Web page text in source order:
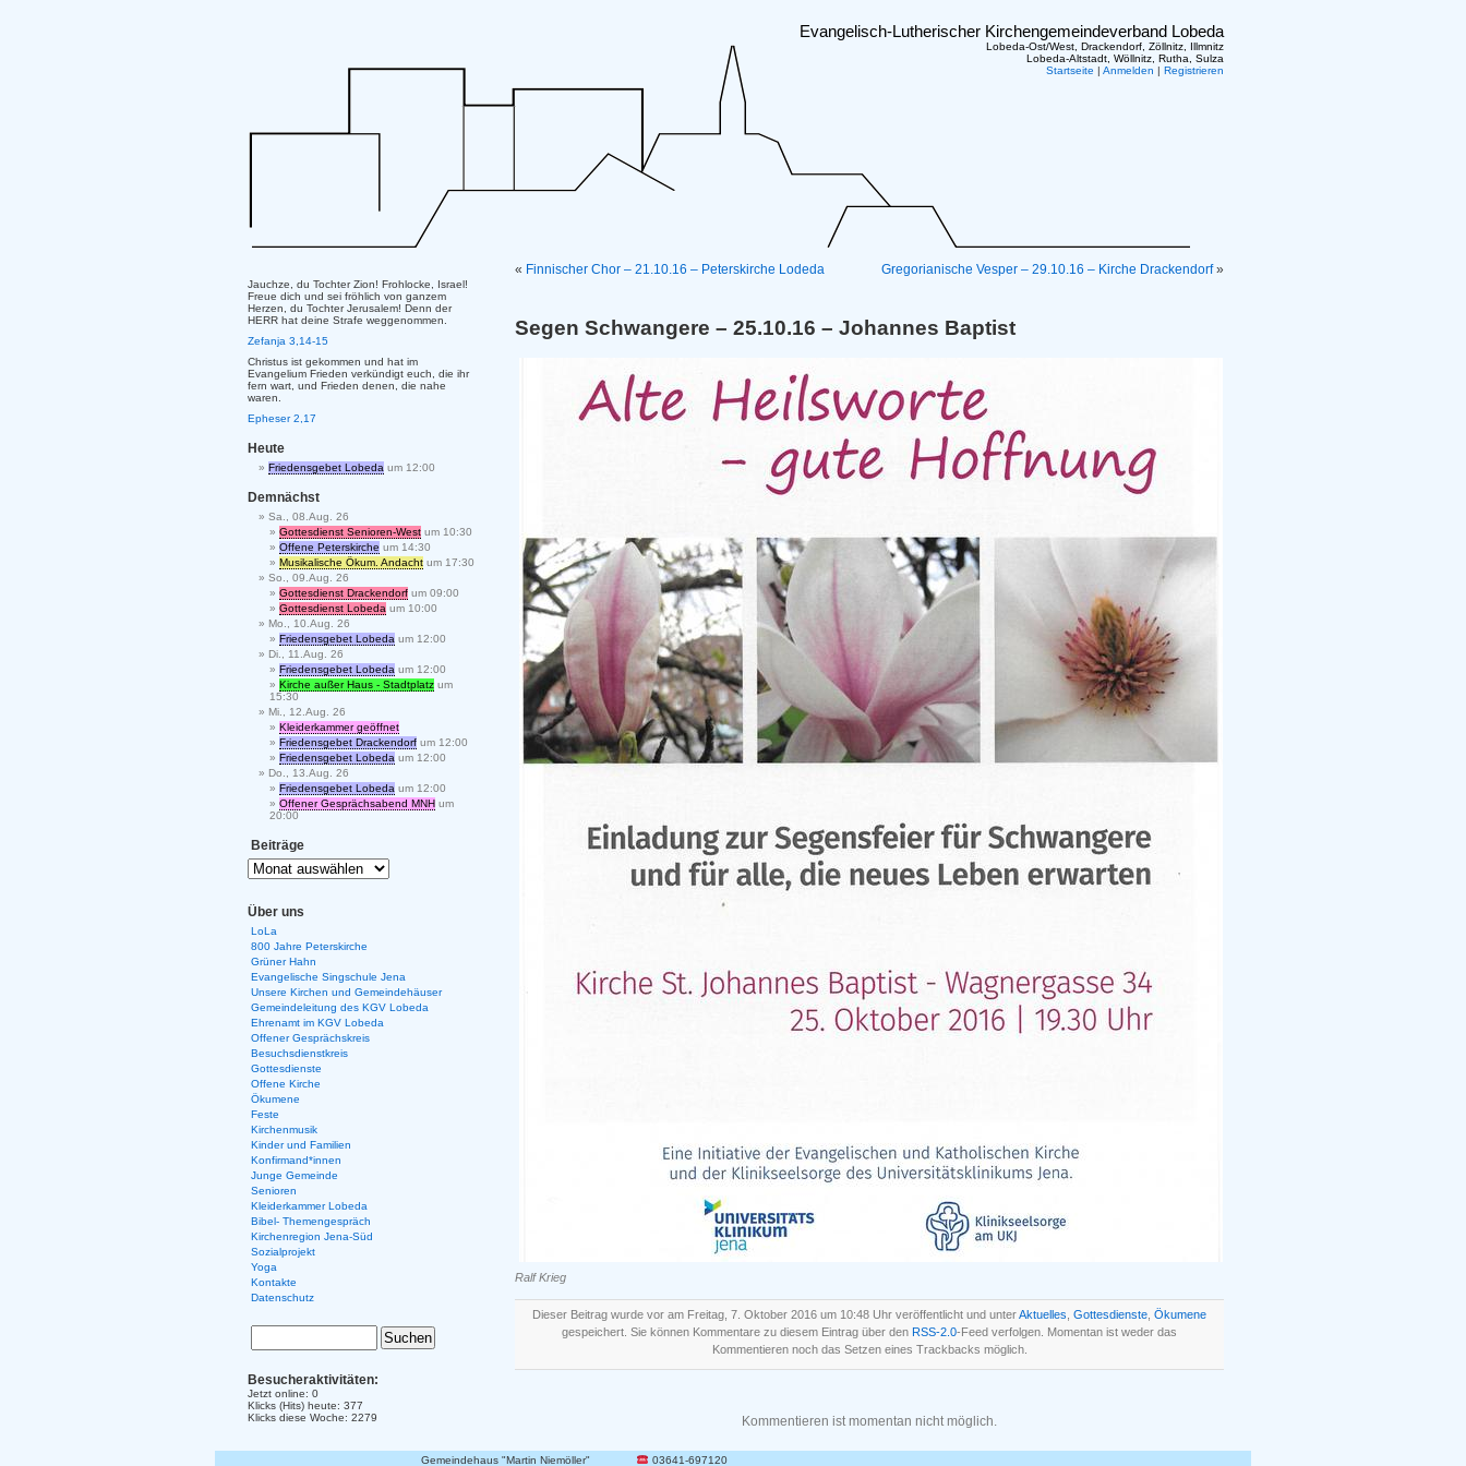
Evangelisch-Lutherischer Kirchengemeindeverband Lobeda
Lobeda-Ost/West, Drackendorf, Zöllnitz, Illmnitz
Lobeda-Altstadt, Wöllnitz, Rutha, Sulza
Startseite | Anmelden | Registrieren
« Finnischer Chor – 21.10.16 – Peterskirche Lodeda Gregorianische Vesper – 29.10.16 – Kirche Drackendorf»
Segen Schwangere – 25.10.16 – Johannes Baptist
Ralf Krieg
Dieser Beitrag wurde vor am Freitag, 7. Oktober 2016 um 10:48 Uhr veröffentlicht und unterAktuelles Gottesdienste Ökumene
gespeichert. Sie können Kommentare zu diesem Eintrag über den RSS-2.0-Feed verfolgen. Momentan ist weder das
Kommentieren noch das Setzen eines Trackbacks möglich.
Kommentieren ist momentan nicht möglich.
Jauchze, du Tochter Zion! Frohlocke, Israel!
Freue dich und sei fröhlich von ganzem
Herzen, du Tochter Jerusalem! Denn der
HERR hat deine Strafe weggenommen.
Zefanja 3,14-15
Christus ist gekommen und hat im
Evangelium Frieden verkündigt euch, die ihr
fern wart, und Frieden denen, die nahe
waren.
Epheser 2,17
Heute
Friedensgebet Lobeda um 12:00
Demnächst
Sa., 08.Aug. 26
Gottesdienst Senioren-West um 10:30
Offene Peterskirche um 14:30
Musikalische Ökum. Andacht um 17:30
So., 09.Aug. 26
Gottesdienst Drackendorf um 09:00
Gottesdienst Lobeda um 10:00
Mo., 10.Aug. 26
Friedensgebet Lobeda um 12:00
Di., 11.Aug. 26
Friedensgebet Lobeda um 12:00
Kirche außer Haus - Stadtplatz um
15:30
Mi., 12.Aug. 26
Kleiderkammer geöffnet
Friedensgebet Drackendorf um 12:00
Friedensgebet Lobeda um 12:00
Do., 13.Aug. 26
Friedensgebet Lobeda um 12:00
Offener Gesprächsabend MNH um
20:00
Beiträge
Über uns
LoLa
800 Jahre Peterskirche
Grüner Hahn
Evangelische Singschule Jena
Unsere Kirchen und Gemeindehäuser
Gemeindeleitung des KGV Lobeda
Ehrenamt im KGV Lobeda
Offener Gesprächskreis
Besuchsdienstkreis
Gottesdienste
Offene Kirche
Ökumene
Feste
Kirchenmusik
Kinder und Familien
Konfirmand*innen
Junge Gemeinde
Senioren
Kleiderkammer Lobeda
Bibel- Themengespräch
Kirchenregion Jena-Süd
Sozialprojekt
Yoga
Kontakte
Datenschutz
Besucheraktivitäten:
Jetzt online: 0
Klicks (Hits) heute: 377
Klicks diese Woche: 2279
Gemeindehaus "Martin Niemöller" 03641-697120